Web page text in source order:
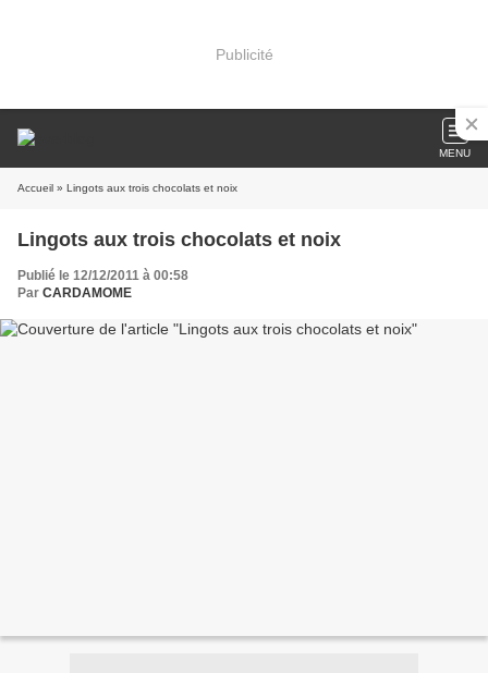
Publicité
MENU
Accueil » Lingots aux trois chocolats et noix
Lingots aux trois chocolats et noix
Publié le 12/12/2011 à 00:58
Par CARDAMOME